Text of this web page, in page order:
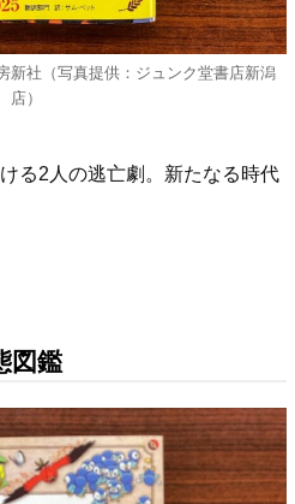
社（写真提供：ジュンク堂書店新潟
店）
る2人の逃亡劇。新たなる時代
図鑑